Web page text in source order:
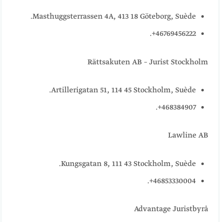
Masthuggsterrassen 4A, 413 18 Göteborg, Suède.
46769456222+.
Rättsakuten AB – Jurist Stockholm
Artillerigatan 51, 114 45 Stockholm, Suède.
468384907+.
Lawline AB
Kungsgatan 8, 111 43 Stockholm, Suède.
46853330004+.
Advantage Juristbyrå